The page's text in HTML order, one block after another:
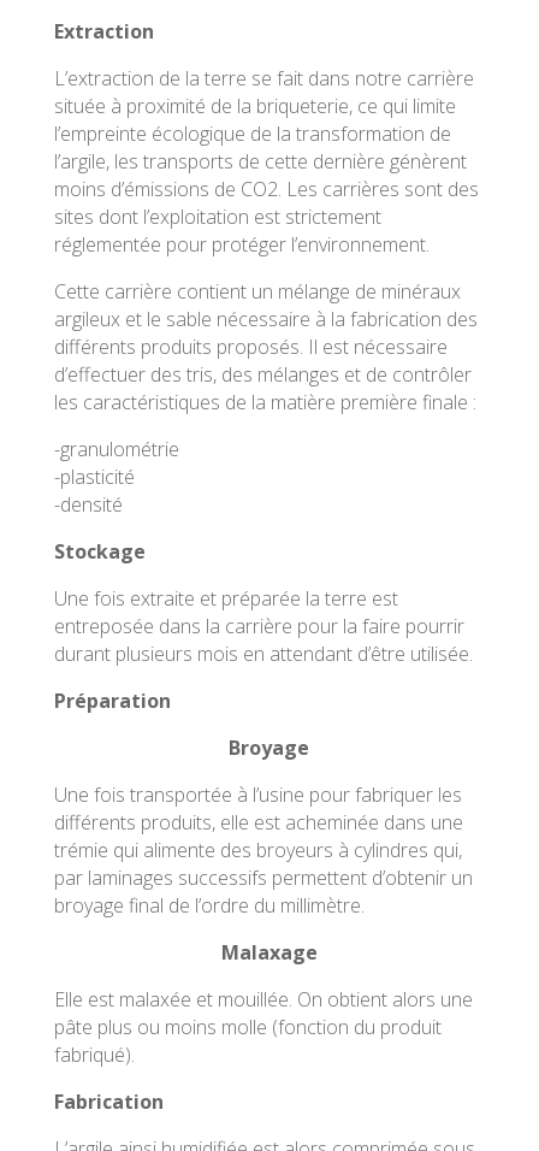
Extraction
L’extraction de la terre se fait dans notre carrière
située à proximité de la briqueterie, ce qui limite
l’empreinte écologique de la transformation de
l’argile, les transports de cette dernière génèrent
moins d’émissions de CO2. Les carrières sont des
sites dont l’exploitation est strictement
réglementée pour protéger l’environnement.
Cette carrière contient un mélange de minéraux
argileux et le sable nécessaire à la fabrication des
différents produits proposés. Il est nécessaire
d’effectuer des tris, des mélanges et de contrôler
les caractéristiques de la matière première finale :
-granulométrie
-plasticité
-densité
Stockage
Une fois extraite et préparée la terre est
entreposée dans la carrière pour la faire pourrir
durant plusieurs mois en attendant d’être utilisée.
Préparation
Broyage
Une fois transportée à l’usine pour fabriquer les
différents produits, elle est acheminée dans une
trémie qui alimente des broyeurs à cylindres qui,
par laminages successifs permettent d’obtenir un
broyage final de l’ordre du millimètre.
Malaxage
Elle est malaxée et mouillée. On obtient alors une
pâte plus ou moins molle (fonction du produit
fabriqué).
Fabrication